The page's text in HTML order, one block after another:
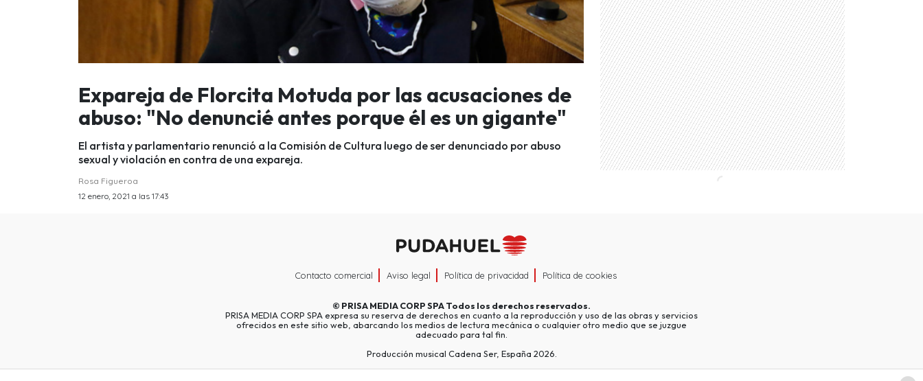
Expareja de Florcita Motuda por las acusaciones de
abuso: "No denuncié antes porque él es un gigante"
El artista y parlamentario renunció a la Comisión de Cultura luego de ser denunciado por abuso
sexual y violación en contra de una expareja.
Rosa Figueroa
12 enero, 2021 a las 17:43
Contacto comercial Aviso legal Política de privacidad Política de cookies
© PRISA MEDIA CORP SPATodos los derechos reservados.
PRISA MEDIA CORP SPA expresa su reserva de derechos en cuanto a la reproducción y uso de las obras y servicios
ofrecidos en este sitio web, abarcando los medios de lectura mecánica o cualquier otro medio que se juzgue
adecuado para tal fin.
Producción musical Cadena Ser, España 2026.